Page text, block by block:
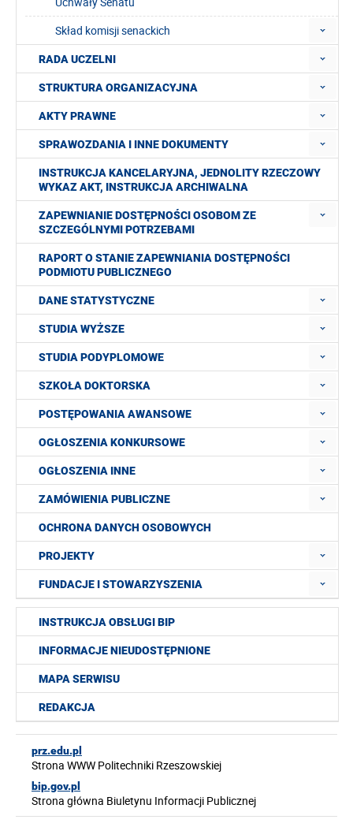
Skład komisji senackich
RADA UCZELNI
STRUKTURA ORGANIZACYJNA
AKTY PRAWNE
SPRAWOZDANIA I INNE DOKUMENTY
INSTRUKCJA KANCELARYJNA, JEDNOLITY RZECZOWY
WYKAZ AKT, INSTRUKCJA ARCHIWALNA
ZAPEWNIANIE DOSTĘPNOŚCI OSOBOM ZE
SZCZEGÓLNYMI POTRZEBAMI
RAPORT O STANIE ZAPEWNIANIA DOSTĘPNOŚCI
PODMIOTU PUBLICZNEGO
DANE STATYSTYCZNE
STUDIA WYŻSZE
STUDIA PODYPLOMOWE
SZKOŁA DOKTORSKA
POSTĘPOWANIA AWANSOWE
OGŁOSZENIA KONKURSOWE
OGŁOSZENIA INNE
ZAMÓWIENIA PUBLICZNE
OCHRONA DANYCH OSOBOWYCH
PROJEKTY
FUNDACJE I STOWARZYSZENIA
INSTRUKCJA OBSŁUGI BIP
INFORMACJE NIEUDOSTĘPNIONE
MAPA SERWISU
REDAKCJA
prz.edu.pl
Strona WWW Politechniki Rzeszowskiej
bip.gov.pl
Strona główna Biuletynu Informacji Publicznej